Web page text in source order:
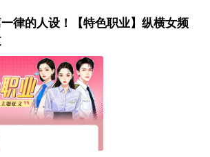
律的人设！【特色职业】纵横女频